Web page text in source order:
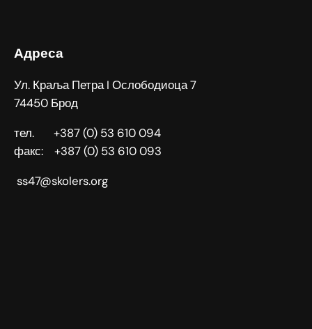
Адреса
Ул. Краља Петра I Ослободиоца 7
74450 Брод
тел. +387 (0) 53 610 094
факс: +387 (0) 53 610 093
ss47@skolers.org